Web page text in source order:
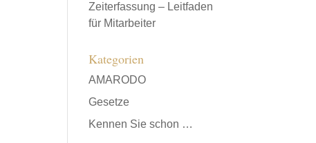
Zeiterfassung – Leitfaden
für Mitarbeiter
Kategorien
AMARODO
Gesetze
Kennen Sie schon …